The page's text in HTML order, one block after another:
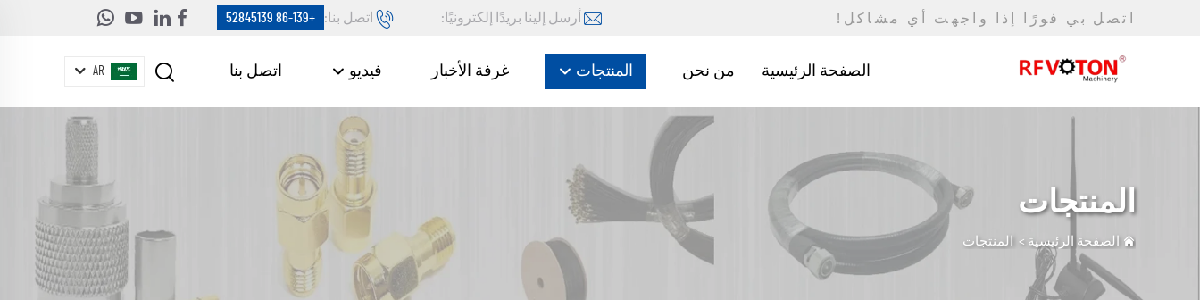
اتصل بي فورًا إذا واجهت أي مشاكل! أرسل إلينا بريدًا إلكترونيًا: اتصل بنا: +86-139 52845139
الصفحة الرئيسية من نحن المنتجات غرفة الأخبار فيديو اتصل بنا AR
المنتجات
الصفحة الرئيسية > المنتجات